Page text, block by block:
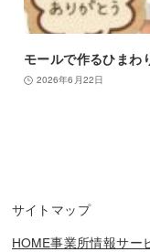
モールで作るひまわ
2026年6月22日
サイトマップ
HOME事業所情報サー